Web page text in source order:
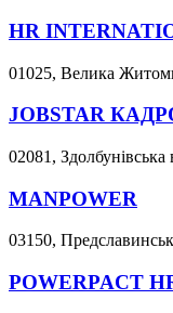
HR
01025, Велика
JOBSTAR
02081, Здолбунівська
MANPOWER
03150,
POWERPACT